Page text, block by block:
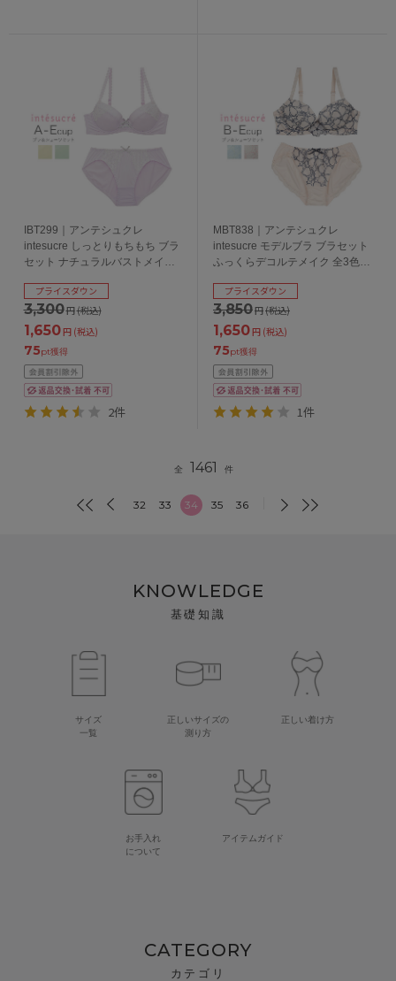
IBT299｜アンテシュクレ
intesucre しっとりもちもち ブラ
セット ナチュラルバストメイク
3,300円(税込)
プライスダウン
1,650円 (税込)
75pt獲得
2件
MBT838｜アンテシュクレ
intesucre モデルブラ ブラセット
ふっくらデコルテメイク 全3色
3,850円(税込)
プライスダウン
1,650円 (税込)
75pt獲得
1件
全 1461 件
32 33 34 35 36
KNOWLEDGE
基礎知識
サイズ
一覧
正しいサイズの
測り方
正しい着け方
お手入れ
について
アイテムガイド
CATEGORY
カテゴリ